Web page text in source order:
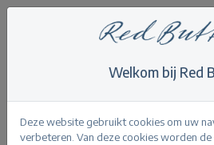
Waistcoat zipper punta
Terug
Welkom bij Red
Deze website gebruikt cookies om uw
verbeteren. Van deze cookies worden